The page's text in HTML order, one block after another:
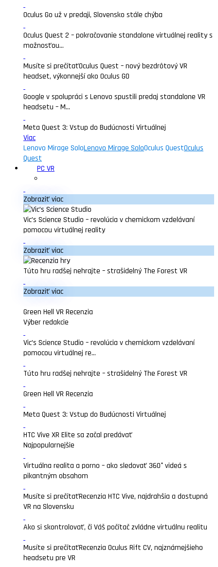
Oculus Go už v predaji, Slovensko stále chýba
Oculus Quest 2 – pokračovanie standalone virtuálnej reality s
možnosťou...
Musíte si prečítaťOculus Quest – nový bezdrôtový VR
headset, výkonnejší ako Oculus GO
Google v spolupráci s Lenovo spustili predaj standalone VR
headsetu – M...
Meta Quest 3: Vstup do Budúcnosti Virtuálnej
Viac
Lenovo Mirage SoloLenovo Mirage SoloOculus QuestOculus
Quest
PC VR
Zobraziť viac
Vic’s Science Studio – revolúcia v chemickom vzdelávaní
pomocou virtuálnej reality
Zobraziť viac
Túto hru radšej nehrajte – strašidelný The Forest VR
Zobraziť viac
Green Hell VR Recenzia
Výber redakcie
Vic’s Science Studio – revolúcia v chemickom vzdelávaní
pomocou virtuálnej re...
Túto hru radšej nehrajte – strašidelný The Forest VR
Green Hell VR Recenzia
Meta Quest 3: Vstup do Budúcnosti Virtuálnej
HTC Vive XR Elite sa začal predávať
Najpopularnejšie
Virtuálna realita a porno – ako sledovať 360° videá s
pikantným obsahom
Musíte si prečítaťRecenzia HTC Vive, najdrahšia a dostupná
VR na Slovensku
Ako si skontrolovať, či Váš počítač zvládne virtuálnu realitu
Musíte si prečítaťRecenzia Oculus Rift CV, najznámejšieho
headsetu pre VR